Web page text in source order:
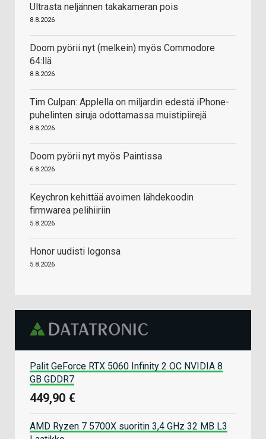
Ultrasta neljännen takakameran pois
8.8.2026
Doom pyörii nyt (melkein) myös Commodore
64:llä
8.8.2026
Tim Culpan: Applella on miljardin edestä iPhone-
puhelinten siruja odottamassa muistipiirejä
8.8.2026
Doom pyörii nyt myös Paintissa
6.8.2026
Keychron kehittää avoimen lähdekoodin
firmwarea pelihiiriin
5.8.2026
Honor uudisti logonsa
5.8.2026
Palit GeForce RTX 5060 Infinity 2 OC NVIDIA 8
GB GDDR7
449,90 €
AMD Ryzen 7 5700X suoritin 3,4 GHz 32 MB L3